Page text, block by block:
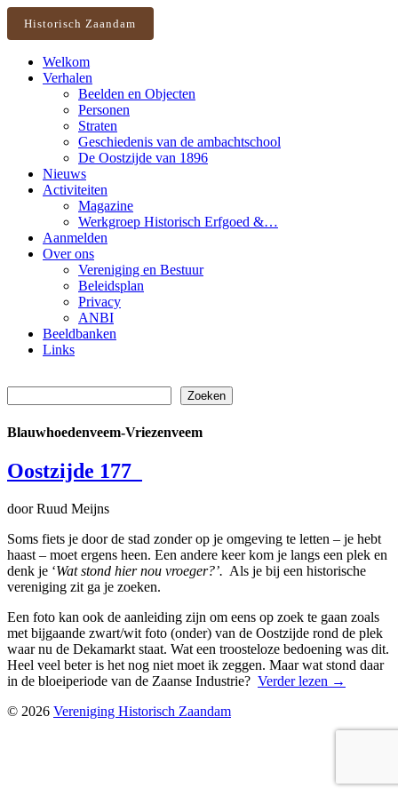
Historisch Zaandam
Welkom
Verhalen
Beelden en Objecten
Personen
Straten
Geschiedenis van de ambachtschool
De Oostzijde van 1896
Nieuws
Activiteiten
Magazine
Werkgroep Historisch Erfgoed &…
Aanmelden
Over ons
Vereniging en Bestuur
Beleidsplan
Privacy
ANBI
Beeldbanken
Links
Zoeken
Blauwhoedenveem-Vriezenveem
Oostzijde 177
door Ruud Meijns
Soms fiets je door de stad zonder op je omgeving te letten – je hebt
haast – moet ergens heen. Een andere keer kom je langs een plek en
denk je ‘Wat stond hier nou vroeger?’. Als je bij een historische
vereniging zit ga je zoeken.
Een foto kan ook de aanleiding zijn om eens op zoek te gaan zoals
met bijgaande zwart/wit foto (onder) van de Oostzijde rond de plek
waar nu de Dekamarkt staat. Wat een troosteloze bedoening was dit.
Heel veel beter is het nog niet moet ik zeggen. Maar wat stond daar
in de bloeiperiode van de Zaanse Industrie? Verder lezen →
© 2026 Vereniging Historisch Zaandam